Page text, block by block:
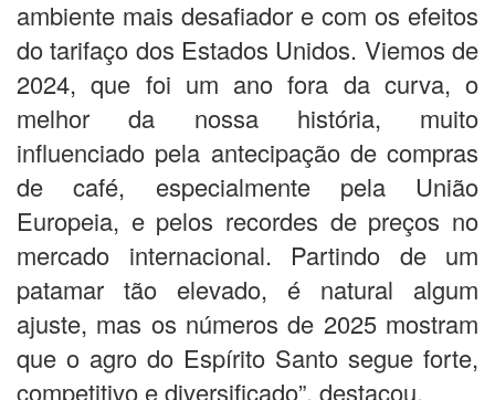
ambiente mais desafiador e com os efeitos
do tarifaço dos Estados Unidos. Viemos de
2024, que foi um ano fora da curva, o
melhor da nossa história, muito
influenciado pela antecipação de compras
de café, especialmente pela União
Europeia, e pelos recordes de preços no
mercado internacional. Partindo de um
patamar tão elevado, é natural algum
ajuste, mas os números de 2025 mostram
que o agro do Espírito Santo segue forte,
competitivo e diversificado”, destacou.